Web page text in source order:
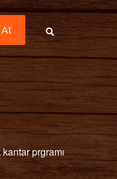
prgramı